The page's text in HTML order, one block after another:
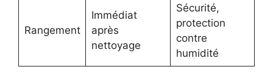
Rangement
Immédiat
après
nettoyage
Sécurité,
protection
contre
humidité